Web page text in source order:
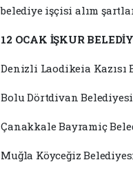
belediye işçisi alım
12 OCAK İŞKUR
Denizli Laodikeia Kazısı
Bolu Dörtdivan Belediyesi
Çanakkale Bayramiç
Muğla Köyceğiz Belediyesi